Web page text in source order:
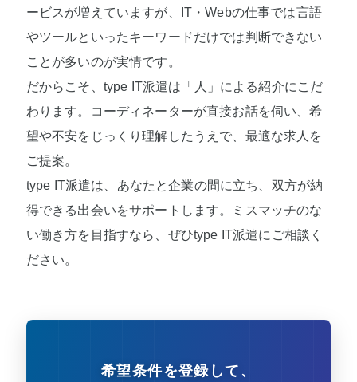
ービスが増えていますが、IT・Webの仕事では言語
やツールといったキーワードだけでは判断できない
ことが多いのが実情です。
だからこそ、type IT派遣は「人」による紹介にこだ
わります。コーディネーターが直接お話を伺い、希
望や不安をじっくり理解したうえで、最適な求人を
ご提案。
type IT派遣は、あなたと企業の間に立ち、双方が納
得できる出会いをサポートします。ミスマッチのな
い働き方を目指すなら、ぜひtype IT派遣にご相談く
ださい。
希望条件を登録して、